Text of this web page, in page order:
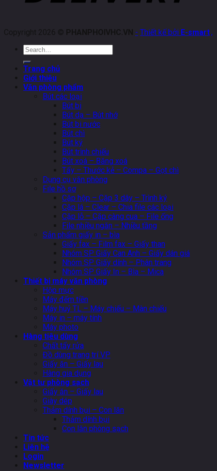
Copyright 2026 © PHANPHOIVHC.VN - Thiết kế bởi E-smart,
Search
Trang chủ
Giới thiệu
Văn phòng phẩm
Bút các loại
Bút bi
Bút dạ – Bút nhớ
Bút bi nước
Bút chì
Bút ký
Bút trình chiếu
Bút xoá – Băng xoá
Tẩy – Thước kẻ – Compa – Gọt chì
Dụng cụ văn phòng
File hồ sơ
Cặp hộp – Cặp 3 dây – Trình ký
Cặp lá – Clear – Chia file các loại
Cặp lỗ – Cặp càng cua – File ống
File nhiều ngăn – Nhiều tầng
Sản phẩm giấy in – bìa
Giấy fax – Film fax – Giấy than
Nhóm SP Giấy Can Anh – Giấy dán giá
Nhóm SP Giấy dính – Phân trang
Nhóm SP Giấy In – Bìa – Mica
Thiết bị máy văn phòng
Hộp mực
Máy đếm tiền
Máy huỷ TL – Máy chiếu – Màn chiếu
Máy in – máy tính
Máy photo
Hàng tiêu dùng
Chất tẩy rửa
Đồ dùng trang trí VP
Giấy ăn – Giấy lau
Hàng gia dụng
Vật tư phòng sạch
Giấy ăn – Giấy lau
Giày dép
Thảm dính bụi – Con lăn
Thảm dính bụi
Con lăn phòng sạch
Tin tức
Liên hệ
Login
Newsletter